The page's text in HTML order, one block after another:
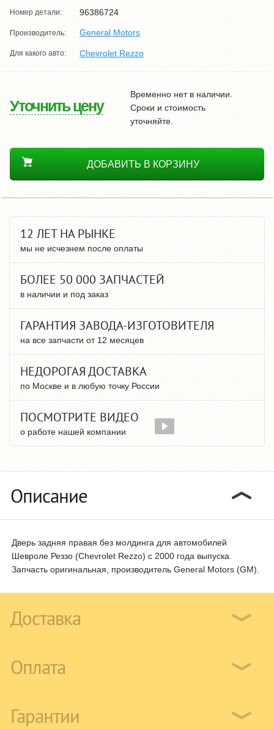
Номер детали: 96386724
Производитель: General Motors
Для какого авто: Chevrolet Rezzo
Уточнить цену
Временно нет в наличии.
Сроки и стоимость
уточняйте.
ДОБАВИТЬ В КОРЗИНУ
12 ЛЕТ НА РЫНКЕ
мы не исчезнем после оплаты
БОЛЕЕ 50 000 ЗАПЧАСТЕЙ
в наличии и под заказ
ГАРАНТИЯ ЗАВОДА-ИЗГОТОВИТЕЛЯ
на все запчасти от 12 месяцев
НЕДОРОГАЯ ДОСТАВКА
по Москве и в любую точку России
ПОСМОТРИТЕ ВИДЕО
о работе нашей компании
Описание
Дверь задняя правая без молдинга для автомобилей
Шевроле Реззо (Chevrolet Rezzo) с 2000 года выпуска.
Запчасть оригинальная, производитель General Motors (GM).
Доставка
Оплата
Гарантии